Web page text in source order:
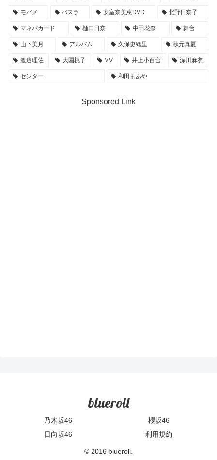
モバメ バスラ 安室奈美恵DVD 北野日奈子
マネパカード 樋口日奈 中田花奈 舞台
山下美月 アルバム 久保史緒里 秋元真夏
渡邉理佐 大園桃子 MV 井上小百合 深川麻衣
センター 和田まあや
Sponsored Link
blueroll
乃木坂46
櫻坂46
日向坂46
利用規約
© 2016 blueroll.